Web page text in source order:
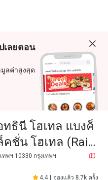
เลยตอน
ลค่าสูงสุด
ทธินี โฮเทล แบงค็
ชั่น โฮเทล (Rain
Hotel, a
พฯ 10330 กรุงเทพฯ
4.4 จองแล้ว 8.7k ครั้ง